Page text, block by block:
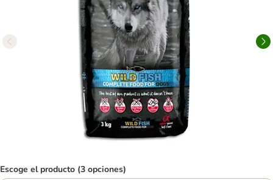
Escoge el producto (3 opciones)